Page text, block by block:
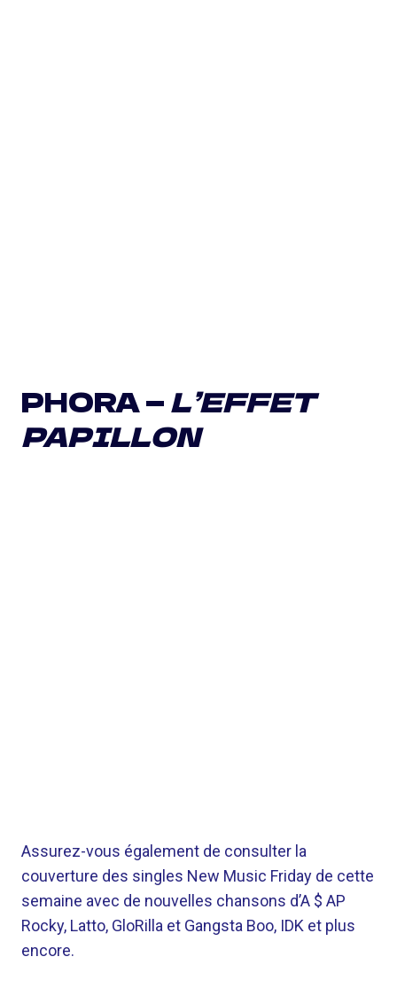
PHORA —L’EFFET
PAPILLON
Assurez-vous également de consulter la
couverture des singles New Music Friday de cette
semaine avec de nouvelles chansons d’A $ AP
Rocky, Latto, GloRilla et Gangsta Boo, IDK et plus
encore.